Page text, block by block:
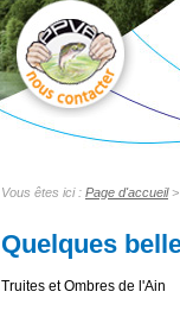
Vous êtes ici : Page d'accueil>
Quelques
Truites et Ombres de l'Ain